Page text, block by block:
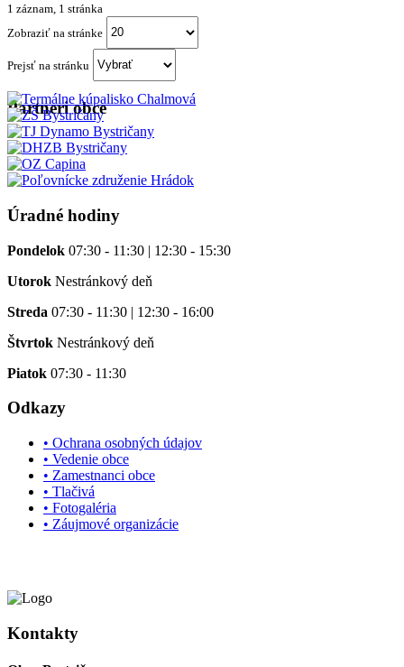
1 záznam, 1 stránka
Zobraziť na stránke
Prejsť na stránku
Partneri obce
Úradné hodiny
Pondelok 07:30 - 11:30 | 12:30 - 15:30
Utorok Nestránkový deň
Streda 07:30 - 11:30 | 12:30 - 16:00
Štvrtok Nestránkový deň
Piatok 07:30 - 11:30
Odkazy
• Ochrana osobných údajov
• Vedenie obce
• Zamestnanci obce
• Tlačivá
• Fotogaléria
• Záujmové organizácie
Kontakty